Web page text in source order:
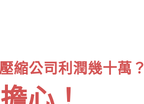
縮公司利潤幾十萬？